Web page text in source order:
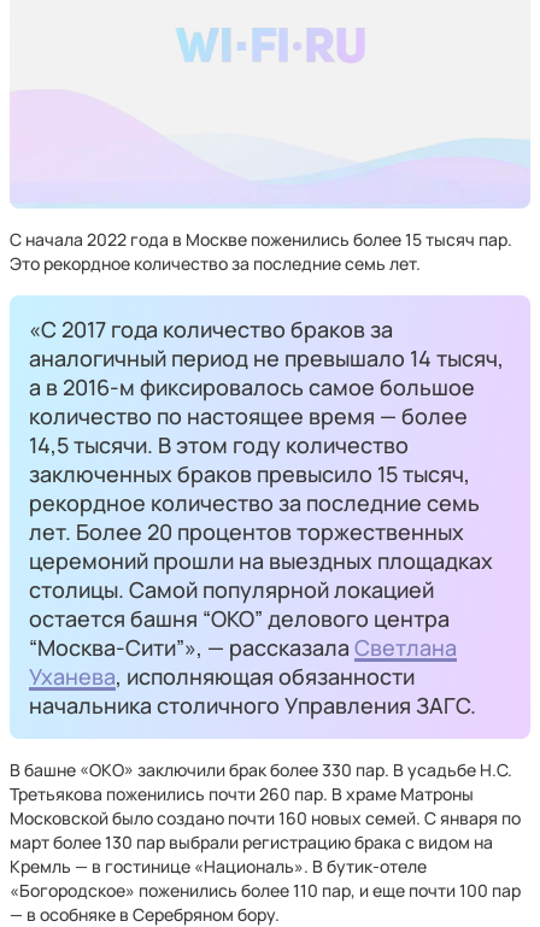
С начала 2022 года в Москве поженились более 15 тысяч пар.
Это рекордное количество за последние семь лет.
«С 2017 года количество браков за
аналогичный период не превышало 14 тысяч,
а в 2016-м фиксировалось самое большое
количество по настоящее время — более
14,5 тысячи. В этом году количество
заключенных браков превысило 15 тысяч,
рекордное количество за последние семь
лет. Более 20 процентов торжественных
церемоний прошли на выездных площадках
столицы. Самой популярной локацией
остается башня “ОКО” делового центра
“Москва-Сити”», — рассказала Светлана
Уханева, исполняющая обязанности
начальника столичного Управления ЗАГС.
В башне «ОКО» заключили брак более 330 пар. В усадьбе Н.С.
Третьякова поженились почти 260 пар. В храме Матроны
Московской было создано почти 160 новых семей. С января по
март более 130 пар выбрали регистрацию брака с видом на
Кремль — в гостинице «Националь». В бутик-отеле
«Богородское» поженились более 110 пар, и еще почти 100 пар
— в особняке в Серебряном бору.